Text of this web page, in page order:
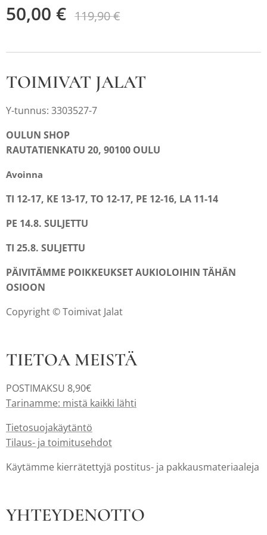
50,00 € 119,90€
TOIMIVAT JALAT
Y-tunnus: 3303527-7
OULUN SHOP
RAUTATIENKATU 20, 90100 OULU
Avoinna
TI 12-17, KE 13-17, TO 12-17, PE 12-16, LA 11-14
PE 14.8. SULJETTU
TI 25.8. SULJETTU
PÄIVITÄMME POIKKEUKSET AUKIOLOIHIN TÄHÄN
OSIOON
Copyright © Toimivat Jalat
TIETOA MEISTÄ
POSTIMAKSU 8,90€
Tarinamme: mistä kaikki lähti
Tietosuojakäytäntö
Tilaus- ja toimitusehdot
Käytämme kierrätettyjä postitus- ja pakkausmateriaaleja
YHTEYDENOTTO